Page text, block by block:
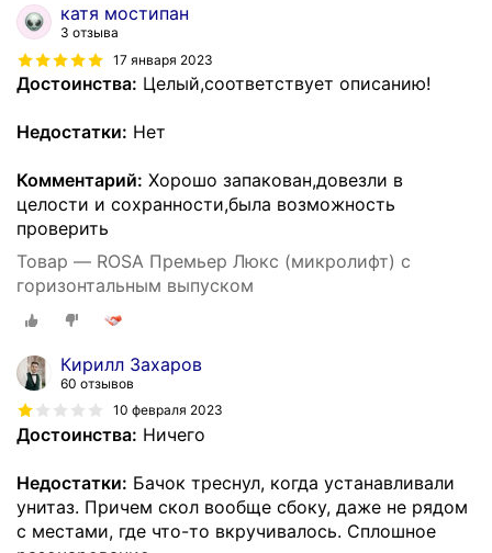
катя мостипан
3 отзыва
17 января 2023
Достоинства: Целый,соответствует описанию!
Недостатки: Нет
Комментарий: Хорошо запакован,довезли в
целости и сохранности,была возможность
проверить
Товар — ROSA Премьер Люкс (микролифт) с
горизонтальным выпуском
Кирилл Захаров
60 отзывов
10 февраля 2023
Достоинства: Ничего
Недостатки: Бачок треснул, когда устанавливали
унитаз. Причем скол вообще сбоку, даже не рядом
с местами, где что-то вкручивалось. Сплошное